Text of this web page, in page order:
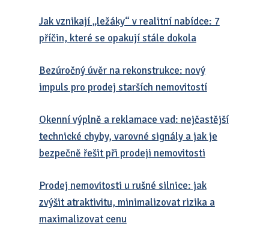
Jak vznikají „ležáky“ v realitní nabídce: 7
příčin, které se opakují stále dokola
Bezúročný úvěr na rekonstrukce: nový
impuls pro prodej starších nemovitostí
Okenní výplně a reklamace vad: nejčastější
technické chyby, varovné signály a jak je
bezpečně řešit při prodeji nemovitosti
Prodej nemovitosti u rušné silnice: jak
zvýšit atraktivitu, minimalizovat rizika a
maximalizovat cenu